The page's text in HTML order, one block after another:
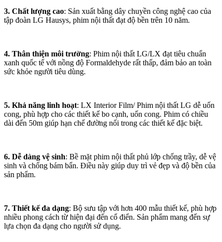
3. Chất lượng cao: Sản xuất bằng dây chuyền công nghệ cao của
tập đoàn LG Hausys, phim nội thất đạt độ bền trên 10 năm.
4. Thân thiện môi trường: Phim nội thất LG/LX đạt tiêu chuẩn
xanh quốc tế với nồng độ Formaldehyde rất thấp, đảm bảo an toàn
sức khỏe người tiêu dùng.
5. Khả năng linh hoạt: LX Interior Film/ Phim nội thất LG dễ uốn
cong, phù hợp cho các thiết kế bo cạnh, uốn cong. Phim có chiều
dài đến 50m giúp hạn chế đường nối trong các thiết kế đặc biệt.
6. Dễ dàng vệ sinh: Bề mặt phim nội thất phủ lớp chống trầy, dễ vệ
sinh và chống bám bẩn. Điều này giúp duy trì vẻ đẹp và độ bền của
sản phẩm.
7. Thiết kế đa dạng: Bộ sưu tập với hơn 400 mẫu thiết kế, phù hợp
nhiều phong cách từ hiện đại đến cổ điển. Sản phẩm mang đến sự
lựa chọn đa dạng cho người sử dụng.